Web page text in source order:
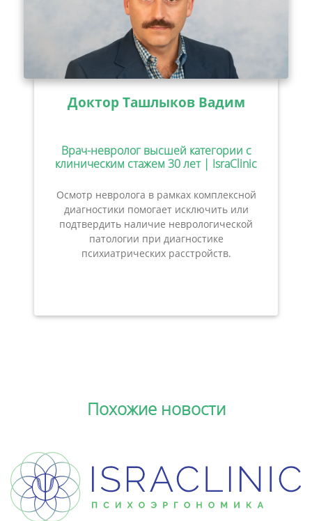
Доктор Ташлыков Вадим
Врач-невролог высшей категории с
клиническим стажем 30 лет | IsraClinic
Осмотр невролога в рамках комплексной
диагностики помогает исключить или
подтвердить наличие неврологической
патологии при диагностике
психиатрических расстройств.
Похожие новости